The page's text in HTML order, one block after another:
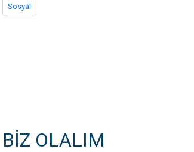
Sosyal
BİZ OLALIM